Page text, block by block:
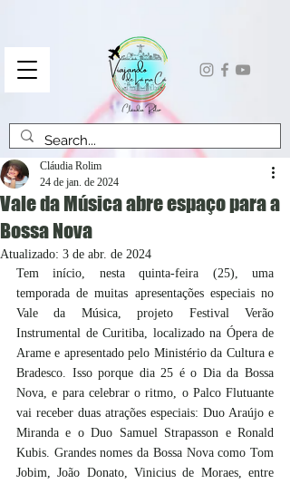
Vale da Música abre espaço para a
Bossa Nova
Cláudia Rolim
24 de jan. de 2024
Atualizado: 3 de abr. de 2024
Tem início, nesta quinta-feira (25), uma
temporada de muitas apresentações especiais no
Vale da Música, projeto Festival Verão
Instrumental de Curitiba, localizado na Ópera de
Arame e apresentado pelo Ministério da Cultura e
Bradesco. Isso porque dia 25 é o Dia da Bossa
Nova, e para celebrar o ritmo, o Palco Flutuante
vai receber duas atrações especiais: Duo Araújo e
Miranda e o Duo Samuel Strapasson e Ronald
Kubis. Grandes nomes da Bossa Nova como Tom
Jobim, João Donato, Vinicius de Moraes, entre